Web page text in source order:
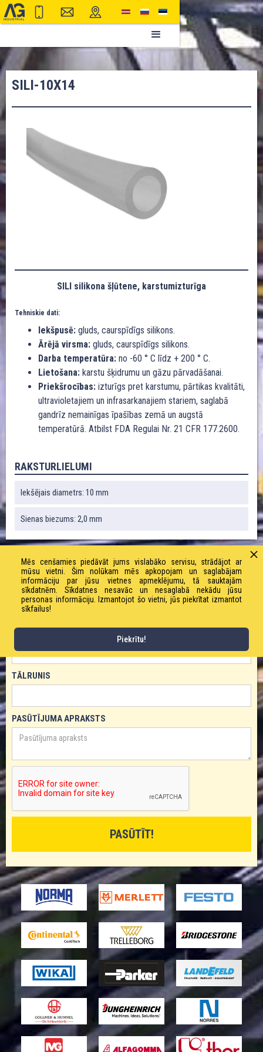
SILI-10X14
SILI silikona šļūtene, karstumizturīga
Tehniskie dati:
Iekšpusē: gluds, caurspīdīgs silikons.
Ārējā virsma: gluds, caurspīdīgs silikons.
Darba temperatūra: no -60 ° C līdz + 200 ° C.
Lietošana: karstu šķidrumu un gāzu pārvadāšanai.
Priekšrocības: izturīgs pret karstumu, pārtikas kvalitāti,
ultravioletajiem un infrasarkanajiem stariem, saglabā
gandrīz nemainīgas īpašības zemā un augstā
temperatūrā. Atbilst FDA Regulai Nr. 21 CFR 177.2600.
RAKSTURLIELUMI
Iekšējais diametrs: 10 mm
Sienas biezums: 2,0 mm
PASŪTĪT PRODUKTU!
VĀRDS
E-PASTS
TĀLRUNIS
PASŪTĪJUMA APRAKSTS
Mēs cenšamies piedāvāt jums vislabāko servisu, strādājot ar
mūsu vietni. Šim nolūkam mēs apkopojam un saglabājam
informāciju par jūsu vietnes apmeklējumu, tā sauktajām
sīkdatnēm. Sīkdatnes nesavāc un nesaglabā nekādu jūsu
personas informāciju. Izmantojot šo vietni, jūs piekrītat izmantot
sīkfailus!
Piekrītu!